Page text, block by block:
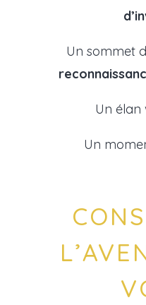
Un sommet
Un élan
Un